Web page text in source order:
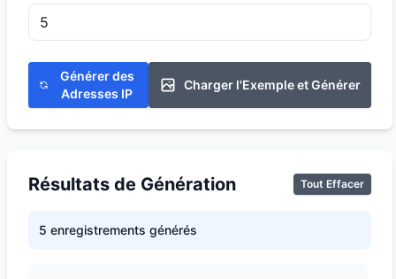
Générer des
Adresses IP
Charger l'Exemple et Générer
Résultats de Génération Tout Effacer
5 enregistrements générés